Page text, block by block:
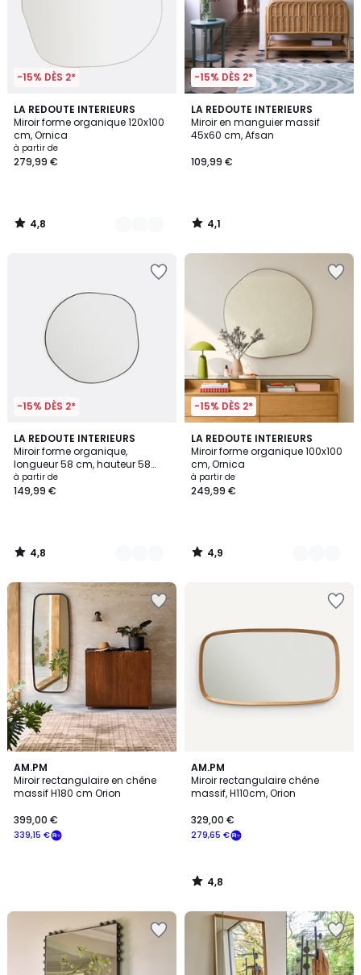
-15% DÈS 2*
LA REDOUTE INTERIEURS
Miroir forme organique 120x100
cm, Ornica
à partir de
279,99 €
4,8
/ 5
2
Couleurs
4,8
/
-15% DÈS 2*
LA REDOUTE INTERIEURS
Miroir en manguier massif
45x60 cm, Afsan
109,99 €
4,1
/ 5
4,1
/
-15% DÈS 2*
LA REDOUTE INTERIEURS
Miroir forme organique,
longueur 58 cm, hauteur 58
cm, ORNICA
à partir de
149,99 €
4,8
/ 5
2
Couleurs
4,8
/
-15% DÈS 2*
LA REDOUTE INTERIEURS
Miroir forme organique 100x100
cm, Ornica
à partir de
249,99 €
4,9
/ 5
2
Couleurs
4,9
/
AM.PM
Miroir rectangulaire en chêne
massif H180 cm Orion
339,15 €
399,00 €
AM.PM
Miroir rectangulaire chêne
massif, H110cm, Orion
279,65 €
329,00 €
4,8
/ 5
4,8
/